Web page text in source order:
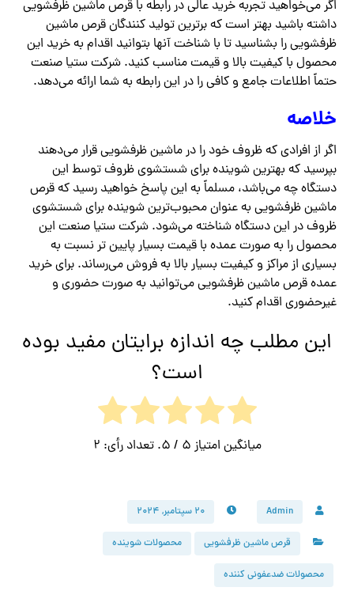
اگر می‌خواهید تجربه خرید عالی در رابطه با قرص ماشین ظرفشویی
داشته باشید بهتر است که برترین تولید کنندگان قرص ماشین
ظرفشویی را بشناسید تا با شناخت آنها بتوانید اقدام به خرید این
محصول با کیفیت بالا و قیمت مناسب کنید. شرکت ستیا صنعت
حتماً اطلاعات جامع و کافی را در این رابطه به شما ارائه می‌دهد.
خلاصه
اگر از افرادی که ظروف خود را در ماشین ظرفشویی قرار می‌دهند
بپرسید که بهترین شوینده برای شستشوی ظروف توسط این
دستگاه چه می‌باشد، مسلماً به این پاسخ خواهید رسید که قرص
ماشین ظرفشویی به عنوان محبوب‌ترین شوینده برای شستشوی
ظروف در این دستگاه شناخته می‌شود. شرکت ستیا صنعت این
محصول را به صورت عمده با قیمت بسیار پایین تر نسبت به
بسیاری از مراکز و کیفیت بسیار بالا به فروش می‌رساند. برای خرید
عمده قرص ماشین ظرفشویی می‌توانید به صورت حضوری و
غیرحضوری اقدام کنید.
این مطلب چه اندازه برایتان مفید بوده
است؟
میانگین امتیاز 5 / 5. تعداد رأی: 2
Admin ۲۰ سپتامبر, ۲۰۲۴
قرص ماشین ظرفشویی محصولات شوینده
محصولات ضدعفونی کننده